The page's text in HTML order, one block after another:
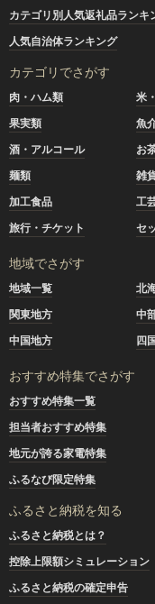
カテゴリ別人気返礼品ランキ
人気自治体ランキング
カテゴリでさがす
肉・ハム類 米
果実類
魚
酒・アルコール
お
麺類
雑
加工食品
工
旅行・チケット
セ
地域でさがす
地域一覧 北
関東地方
中
中国地方
四
おすすめ特集でさがす
おすすめ特集一覧
担当者おすすめ特集
地元が誇る家電特集
ふるなび限定特集
ふるさと納税を知る
ふるさと納税とは？
控除上限額シミュレーション
ふるさと納税の確定申告